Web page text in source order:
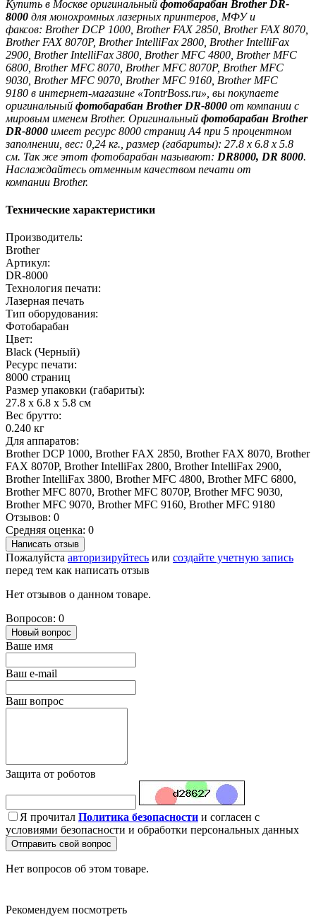
Купить в Москве оригинальный фотобарабан Brother DR-
8000 для монохромных лазерных принтеров, МФУ и
факсов: Brother DCP 1000, Brother FAX 2850, Brother FAX 8070,
Brother FAX 8070P, Brother IntelliFax 2800, Brother IntelliFax
2900, Brother IntelliFax 3800, Brother MFC 4800, Brother MFC
6800, Brother MFC 8070, Brother MFC 8070P, Brother MFC
9030, Brother MFC 9070, Brother MFC 9160, Brother MFC
9180 в интернет-магазине «TontrBoss.ru», вы покупаете
оригинальный фотобарабан Brother DR-8000 от компании с
мировым именем Brother. Оригинальный фотобарабан Brother
DR-8000 имеет ресурс 8000 страниц A4 при 5 процентном
заполнении, вес: 0,24 кг., размер (габариты): 27.8 x 6.8 x 5.8
см. Так же этот фотобарабан называют: DR8000, DR 8000.
Наслаждайтесь отменным качеством печати от
компании Brother.
Технические характеристики
Производитель:
Brother
Артикул:
DR-8000
Технология печати:
Лазерная печать
Тип оборудования:
Фотобарабан
Цвет:
Black (Черный)
Ресурс печати:
8000 страниц
Размер упаковки (габариты):
27.8 x 6.8 x 5.8 см
Вес брутто:
0.240 кг
Для аппаратов:
Brother DCP 1000, Brother FAX 2850, Brother FAX 8070, Brother
FAX 8070P, Brother IntelliFax 2800, Brother IntelliFax 2900,
Brother IntelliFax 3800, Brother MFC 4800, Brother MFC 6800,
Brother MFC 8070, Brother MFC 8070P, Brother MFC 9030,
Brother MFC 9070, Brother MFC 9160, Brother MFC 9180
Отзывов: 0
Средняя оценка: 0
Написать отзыв
Пожалуйста авторизируйтесь или создайте учетную запись
перед тем как написать отзыв
Нет отзывов о данном товаре.
Вопросов: 0
Новый вопрос
Ваше имя
Ваш e-mail
Ваш вопрос
Защита от роботов
Я прочитал Политика безопасности и согласен с
условиями безопасности и обработки персональных данных
Отправить свой вопрос
Нет вопросов об этом товаре.
Рекомендуем посмотреть